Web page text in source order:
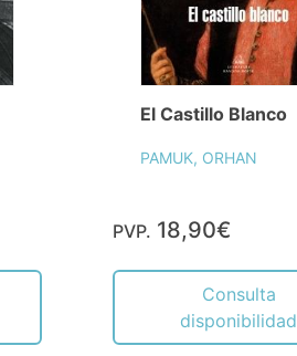
El Castillo Blanco
PAMUK, ORHAN
PVP. 18,90€
Consulta
disponibilidad